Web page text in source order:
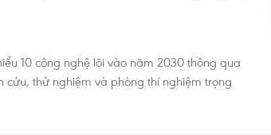
10 công nghệ lõi vào năm 2030 thông qua
cứu, thử nghiệm và phòng thí nghiệm trọng